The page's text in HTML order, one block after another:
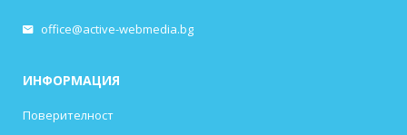
office@active-webmedia.bg
ИНФОРМАЦИЯ
Поверителност